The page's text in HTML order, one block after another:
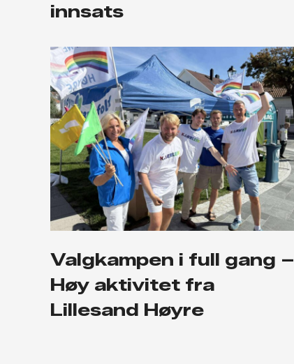
innsats
Valgkampen i full gang –
Høy aktivitet fra
Lillesand Høyre